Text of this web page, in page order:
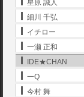
星原 誠人
細川 千弘
イチロー
一瀬 正和
IDE★CHAN
一Q
今村 舞